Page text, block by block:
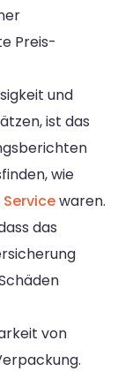
Preis-
und
ist das
wie
Servicewaren.
das
von